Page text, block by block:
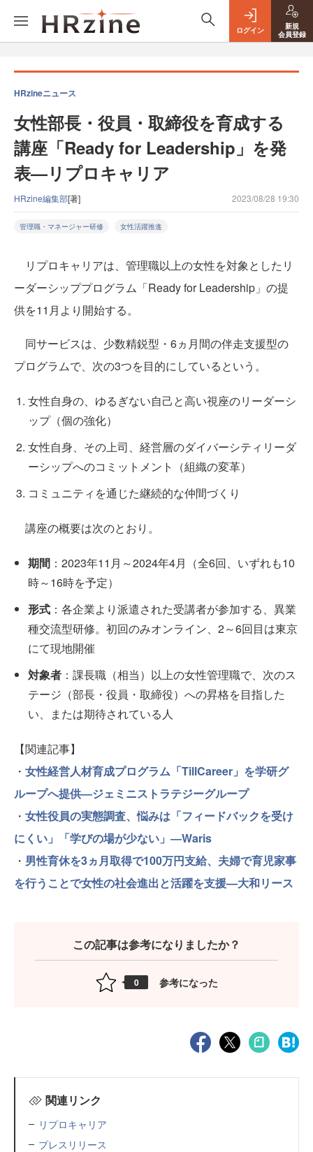
ログイン
新規
会員登録
HRzineニュース
女性部長・役員・取締役を育成する
講座「Ready for Leadership」を発
表—リプロキャリア
HRzine編集部[著] 2023/08/28 19:30
管理職・マネージャー研修 女性活躍推進
リプロキャリアは、管理職以上の女性を対象としたリ
ーダーシッププログラム「Ready for Leadership」の提
供を11月より開始する。
同サービスは、少数精鋭型・6ヵ月間の伴走支援型の
プログラムで、次の3つを目的にしているという。
女性自身の、ゆるぎない自己と高い視座のリーダーシ
ップ（個の強化）
女性自身、その上司、経営層のダイバーシティリーダ
ーシップへのコミットメント（組織の変革）
コミュニティを通じた継続的な仲間づくり
講座の概要は次のとおり。
期間 ：2023年11月～2024年4月（全6回、いずれも10
時～16時を予定）
形式 ：各企業より派遣された受講者が参加する、異業
種交流型研修。初回のみオンライン、2～6回目は東京
にて現地開催
対象者 ：課長職（相当）以上の女性管理職で、次のス
テージ（部長・役員・取締役）への昇格を目指した
い、または期待されている人
【関連記事】
・ 女性経営人材育成プログラム「TillCareer」を学研グ
ループへ提供―ジェミニストラテジーグループ
・ 女性役員の実態調査、悩みは「フィードバックを受け
にくい」「学びの場が少ない」―Waris
・ 男性育休を3ヵ月取得で100万円支給、夫婦で育児家事
を行うことで女性の社会進出と活躍を支援—大和リース
この記事は参考になりましたか？
0 参考になった
関連リンク
リプロキャリア
プレスリリース